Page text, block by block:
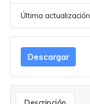
Última actualización
Descargar